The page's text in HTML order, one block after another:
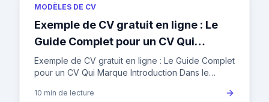
MODÈLES DE CV
Exemple de CV gratuit en ligne : Le
Guide Complet pour un CV Qui
Marque
Exemple de CV gratuit en ligne : Le Guide Complet
pour un CV Qui Marque Introduction Dans le
recruteur ne consacre en
10 min de lecture